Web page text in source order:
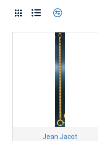
Jean Jacot